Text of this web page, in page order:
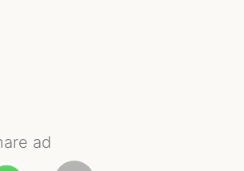
ad